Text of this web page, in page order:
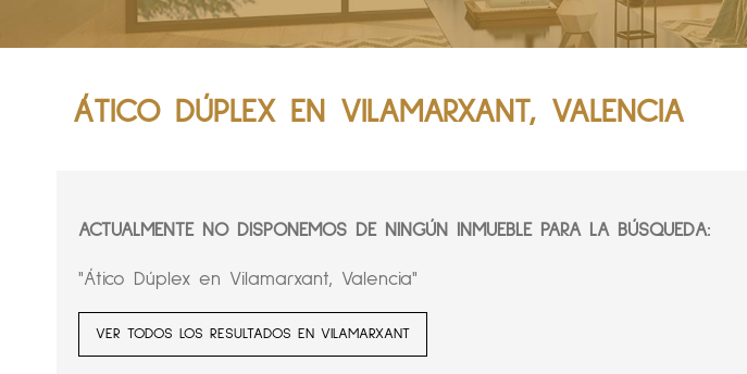
ÁTICO DÚPLEX EN VILAMARXANT, VALENCIA
ACTUALMENTE NO DISPONEMOS DE NINGÚN INMUEBLE PARA LA BÚSQUEDA:
"Ático Dúplex en Vilamarxant, Valencia"
VER TODOS LOS RESULTADOS EN VILAMARXANT